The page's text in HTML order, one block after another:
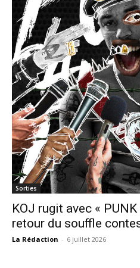
Sorties
KOJ rugit avec «
retour du souffle
La Rédaction - 6 juillet 2026